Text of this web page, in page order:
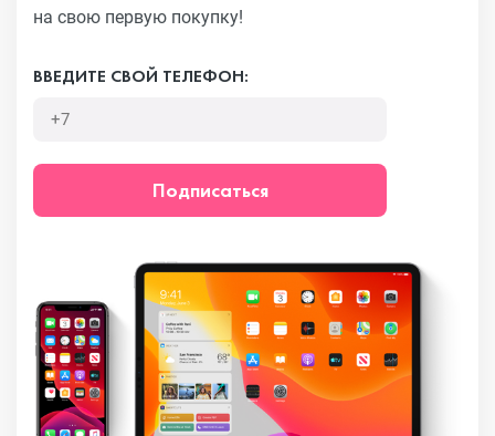
на свою первую покупку!
ВВЕДИТЕ СВОЙ ТЕЛЕФОН:
Подписаться